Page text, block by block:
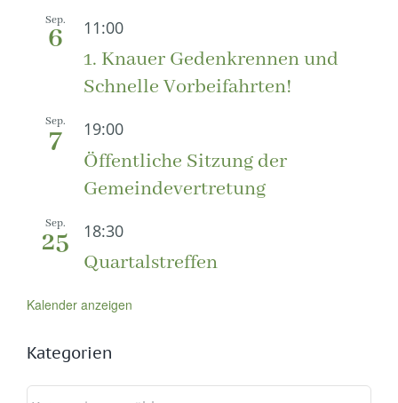
Sep.
6 11:00
1. Knauer Gedenkrennen und
Schnelle Vorbeifahrten!
Sep.
7 19:00
Öffentliche Sitzung der
Gemeindevertretung
Sep.
25 18:30
Quartalstreffen
Kalender anzeigen
Kategorien
Kategorien